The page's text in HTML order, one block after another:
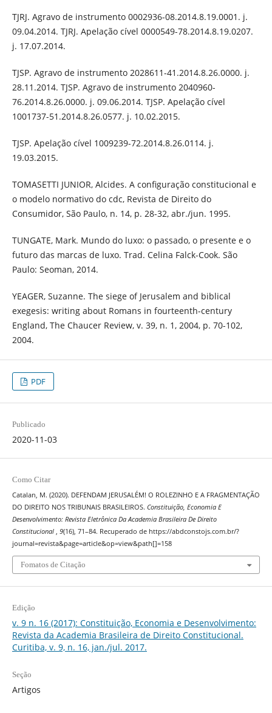
TJRJ. Agravo de instrumento 0002936-08.2014.8.19.0001. j.
09.04.2014. TJRJ. Apelação cível 0000549-78.2014.8.19.0207.
j. 17.07.2014.
TJSP. Agravo de instrumento 2028611-41.2014.8.26.0000. j.
28.11.2014. TJSP. Agravo de instrumento 2040960-
76.2014.8.26.0000. j. 09.06.2014. TJSP. Apelação cível
1001737-51.2014.8.26.0577. j. 10.02.2015.
TJSP. Apelação cível 1009239-72.2014.8.26.0114. j.
19.03.2015.
TOMASETTI JUNIOR, Alcides. A configuração constitucional e
o modelo normativo do cdc, Revista de Direito do
Consumidor, São Paulo, n. 14, p. 28-32, abr./jun. 1995.
TUNGATE, Mark. Mundo do luxo: o passado, o presente e o
futuro das marcas de luxo. Trad. Celina Falck-Cook. São
Paulo: Seoman, 2014.
YEAGER, Suzanne. The siege of Jerusalem and biblical
exegesis: writing about Romans in fourteenth-century
England, The Chaucer Review, v. 39, n. 1, 2004, p. 70-102,
2004.
PDF
Publicado
2020-11-03
Como Citar
Catalan, M. (2020). DEFENDAM JERUSALÉM! O ROLEZINHO E A FRAGMENTAÇÃO
DO DIREITO NOS TRIBUNAIS BRASILEIROS. Constituição, Economia E
Desenvolvimento: Revista Eletrônica Da Academia Brasileira De Direito
Constitucional
9(16), 71–84. Recuperado de https://abdconstojs.com.br/?
journal=revista&page=article&op=view&path[]=158
Fomatos de Citação
Edição
v. 9 n. 16 (2017): Constituição, Economia e Desenvolvimento:
Revista da Academia Brasileira de Direito Constitucional.
Curitiba, v. 9, n. 16, jan./jul. 2017.
Seção
Artigos